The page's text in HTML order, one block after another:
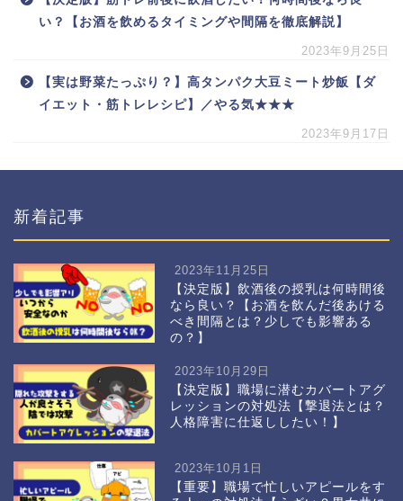
い？【お酒を飲めるタイミングや間隔を徹底解説】
2023年9月25日
【実は野菜たっぷり？】高タンパク大豆ミート炒飯【ダ
イエット・筋トレレシピ】／やる気★★★
2023年9月17日
新着記事
2023年11月25日
【決定版】飲酒後の授乳は何時間後
なら良い？【お酒を飲んだ後あける
べき間隔とは？少しでも影響ある
の？】
2023年10月29日
【決定版】職場に潜むカバートアグ
レッションの対処法【撃退法とは？
人格障害に仕返ししたい！】
2023年10月1日
【重要】職場で忙しいアピールをす